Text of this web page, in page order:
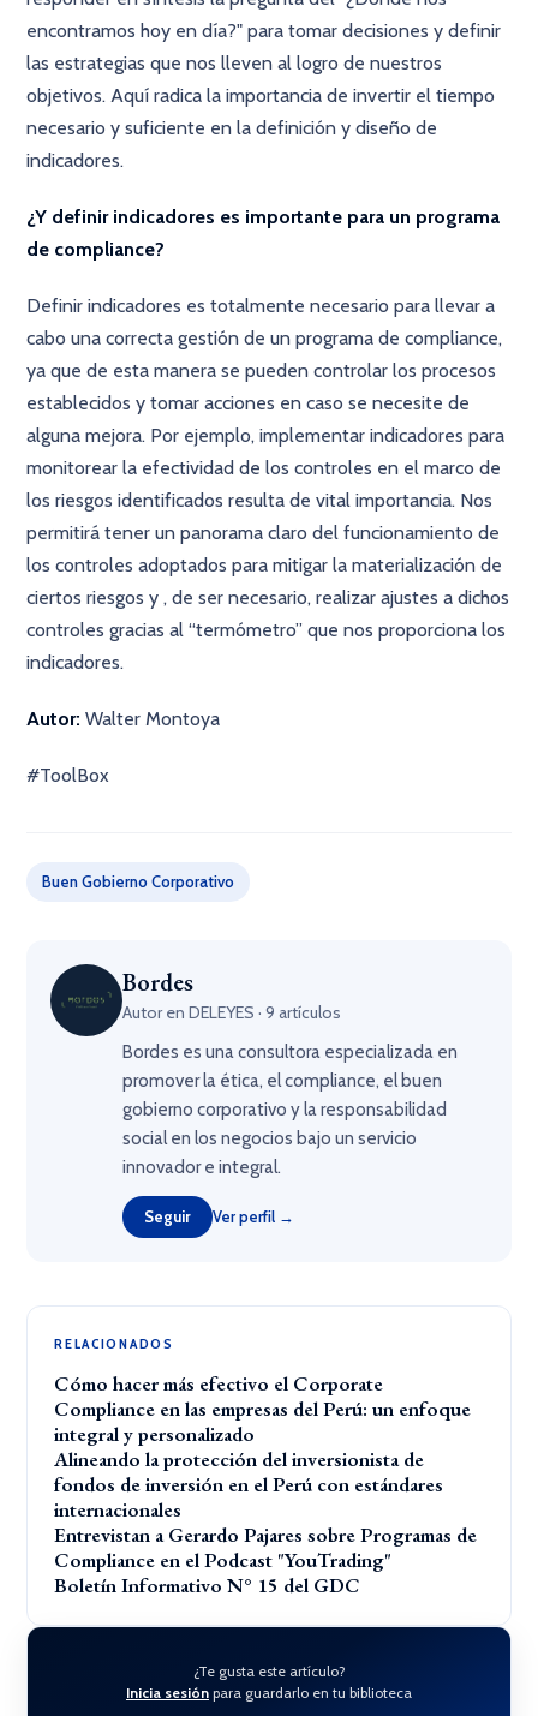
encontramos hoy en día?" para tomar decisiones y definir
las estrategias que nos lleven al logro de nuestros
objetivos. Aquí radica la importancia de invertir el tiempo
necesario y suficiente en la definición y diseño de
indicadores.
¿Y definir indicadores es importante para un programa
de compliance?
Definir indicadores es totalmente necesario para llevar a
cabo una correcta gestión de un programa de compliance,
ya que de esta manera se pueden controlar los procesos
establecidos y tomar acciones en caso se necesite de
alguna mejora. Por ejemplo, implementar indicadores para
monitorear la efectividad de los controles en el marco de
los riesgos identificados resulta de vital importancia. Nos
permitirá tener un panorama claro del funcionamiento de
los controles adoptados para mitigar la materialización de
ciertos riesgos y , de ser necesario, realizar ajustes a dichos
controles gracias al “termómetro” que nos proporciona los
indicadores.
Autor:Walter Montoya
#ToolBox
Buen Gobierno Corporativo
Bordes
Autor en DELEYES · 9 artículos
Bordes es una consultora especializada en
promover la ética, el compliance, el buen
gobierno corporativo y la responsabilidad
social en los negocios bajo un servicio
innovador e integral.
Seguir Ver perfil →
RELACIONADOS
Cómo hacer más efectivo el Corporate
Compliance en las empresas del Perú: un enfoque
integral y personalizado
Alineando la protección del inversionista de
fondos de inversión en el Perú con estándares
internacionales
Entrevistan a Gerardo Pajares sobre Programas de
Compliance en el Podcast "YouTrading"
Boletín Informativo N° 15 del GDC
¿Te gusta este artículo?
Inicia sesión para guardarlo en tu biblioteca